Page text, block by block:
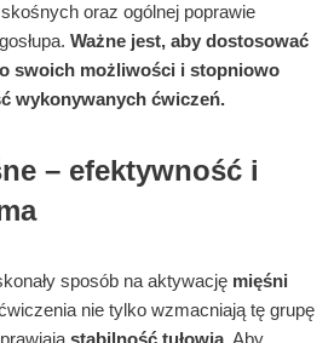
oraz ogólnej poprawie
Ważne jest, aby dostosować
swoich możliwości i stopniowo
wykonywanych ćwiczeń.
– efektywność i
sposób na aktywację mięśni
nie tylko wzmacniają tę grupę